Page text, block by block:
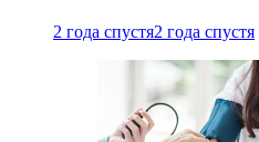
2 года спустя2 года спустя